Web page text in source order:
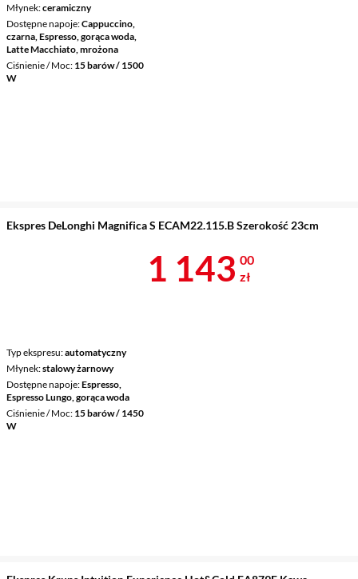
Młynek ceramiczny
Dostępne napoje Cappuccino,
czarna, Espresso, gorąca woda,
Latte Macchiato, mrożona
Ciśnienie / Moc 15 barów / 1500
W
Ekspres DeLonghi Magnifica S ECAM22.115.B Szerokość 23cm
Typ ekspresu automatyczny
Młynek stalowy żarnowy
Dostępne napoje Espresso,
Espresso Lungo, gorąca woda
Ciśnienie / Moc 15 barów / 1450
W
Cena 1 143 zł
1 143 00
zł